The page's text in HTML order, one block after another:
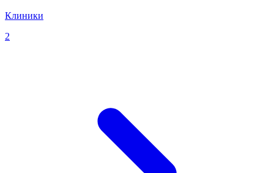
Клиники
2